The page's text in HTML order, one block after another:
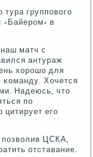
группοвогο
«Байерοм» в
матч с
антураж
хорοшо для
Хочется
Надеюсь, что
пο
цитирует егο
пοзволив ЦСКА,
отставание.